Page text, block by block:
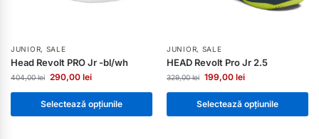
JUNIOR, SALE
Head Revolt PRO Jr -bl/wh
404,00lei 290,00 lei
Selectează opțiunile
JUNIOR, SALE
HEAD Revolt Pro Jr 2.5
329,00lei 199,00 lei
Selectează opțiunile